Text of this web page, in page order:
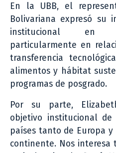
En la UBB, el
Bolivariana expresó su
institucional en
particularmente en
transferencia
alimentos y hábitat
programas de posgrado.
Por su parte,
objetivo institucional de
países tanto de Europa
continente. Nos interesa